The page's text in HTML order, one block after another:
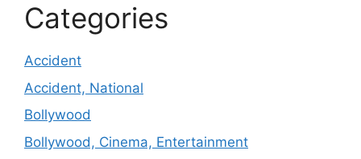
Categories
Accident
Accident, National
Bollywood
Bollywood, Cinema, Entertainment